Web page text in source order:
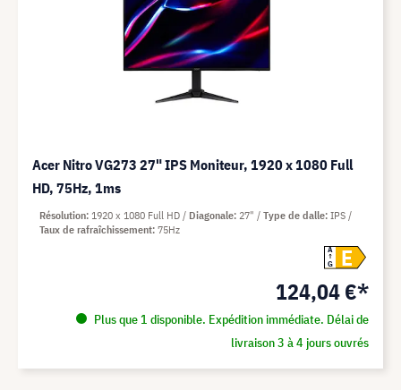
Acer Nitro VG273 27" IPS Moniteur, 1920 x 1080 Full
HD, 75Hz, 1ms
A
G
E
124,04 €*
Plus que 1 disponible. Expédition immédiate. Délai de
livraison 3 à 4 jours ouvrés
Résolution 1920 x 1080 Full HD Diagonale 27" Type de dalle IPS
Taux de rafraîchissement 75Hz